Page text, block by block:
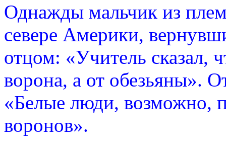
Однажды мальчик из
севере Америки,
отцом: «Учитель сказал,
ворона, а от обезьяны».
«Белые люди, возможно,
воронов».